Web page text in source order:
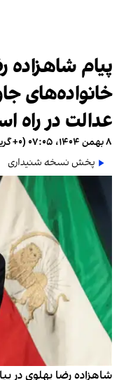
پیام شاهزاده
خانواده‌های
عدالت در راه
۸ بهمن ۱۴۰۴، ۰۷:۰۵ (‎+۰ گرینویچ)
پخش نسخه شنیداری
شاهزاده رضا پهلوی در